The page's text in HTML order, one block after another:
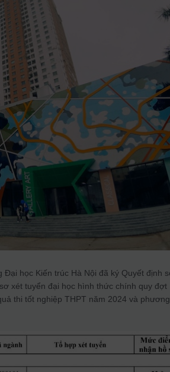
học Kiến trúc Hà Nội đã ký Quyết định
xét tuyển đại học hình thức chính quy đợt
thi tốt nghiệp THPT năm 2024 và phương